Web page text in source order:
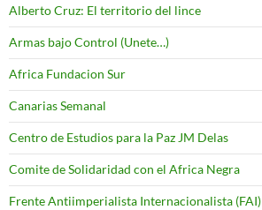
Alberto Cruz: El territorio del lince
Armas bajo Control (Unete…)
Africa Fundacion Sur
Canarias Semanal
Centro de Estudios para la Paz JM Delas
Comite de Solidaridad con el Africa Negra
Frente Antiimperialista Internacionalista (FAI)